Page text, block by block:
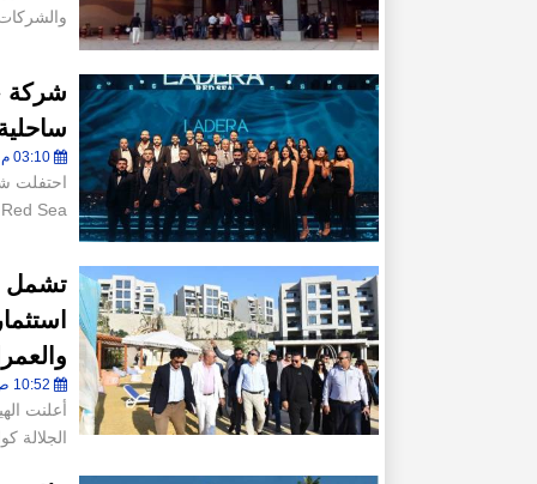
03:10 م - الأربعاء 26 نوفمبر 2025
Red Sea على مساحة تبلغ 114 فدانا في من
أعلنت
الجلالة